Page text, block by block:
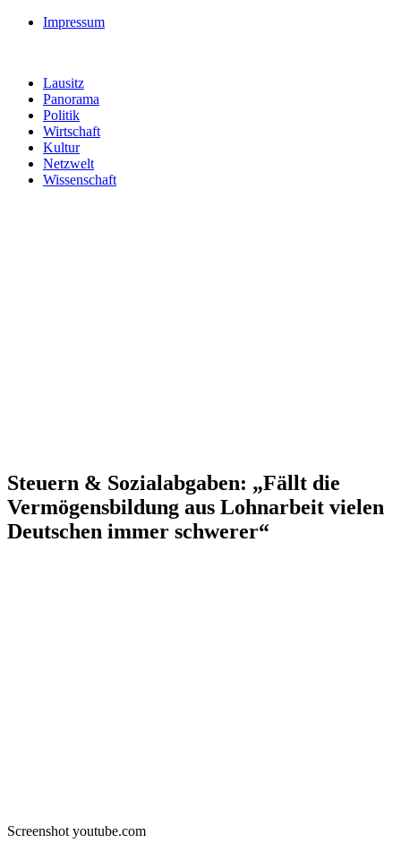
Impressum
Lausitz
Panorama
Politik
Wirtschaft
Kultur
Netzwelt
Wissenschaft
Steuern & Sozialabgaben: „Fällt die
Vermögensbildung aus Lohnarbeit vielen
Deutschen immer schwerer“
Screenshot youtube.com